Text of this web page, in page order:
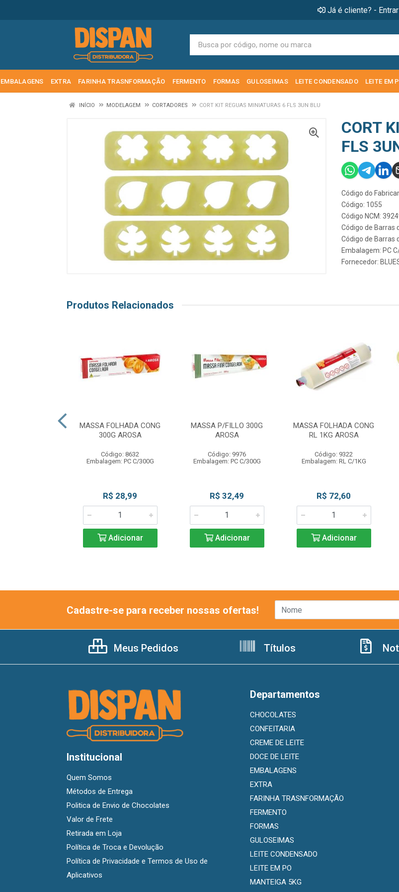
Já é cliente? - Entrar
EMBALAGENS EXTRA FARINHA TRASNFORMAÇÃO FERMENTO FORMAS GULOSEIMAS LEITE CONDENSADO LEITE EM
INÍCIO MODELAGEM CORTADORES CORT KIT REGUAS MINIATURAS 6 FLS 3UN BLU
CORT
FLS
Código do
Código: 1055
Código NCM:
Código de Barras
Código de Barras
Embalagem: PC
Fornecedor:
Produtos Relacionados
MASSA FOLHADA CONG
300G AROSA
Código: 8632
Embalagem: PC C/300G
R$ 28,99
Adicionar
MASSA P/FILLO 300G
AROSA
Código: 9976
Embalagem: PC C/300G
R$ 32,49
Adicionar
MASSA FOLHADA CONG
RL 1KG AROSA
Código: 9322
Embalagem: RL C/1KG
R$ 72,60
Adicionar
Cadastre-se para receber nossas ofertas!
Meus Pedidos Títulos
Institucional
Quem Somos
Métodos de Entrega
Politica de Envio de Chocolates
Valor de Frete
Retirada em Loja
Política de Troca e Devolução
Política de Privacidade e Termos de Uso de
Aplicativos
Departamentos
CHOCOLATES
CONFEITARIA
CREME DE LEITE
DOCE DE LEITE
EMBALAGENS
EXTRA
FARINHA TRASNFORMAÇÃO
FERMENTO
FORMAS
GULOSEIMAS
LEITE CONDENSADO
LEITE EM PO
MANTEIGA 5KG